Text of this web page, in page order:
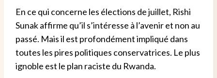
En ce qui concerne les élections de juillet, Rishi
Sunak affirme qu’il s’intéresse à l’avenir et non au
passé. Mais il est profondément impliqué dans
toutes les pires politiques conservatrices. Le plus
ignoble est le plan raciste du Rwanda.